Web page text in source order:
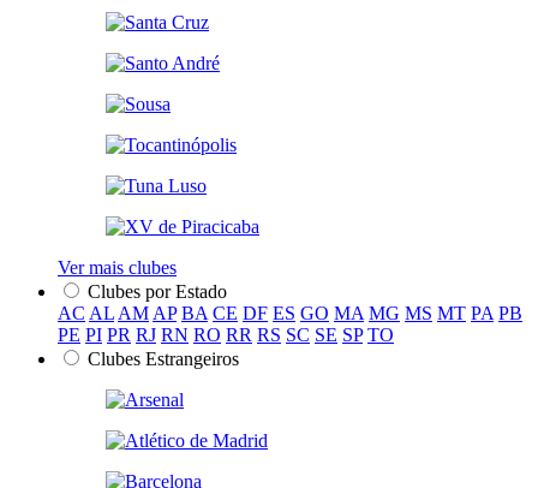
Ver mais clubes
Clubes por Estado
AC AL AM AP BA CE DF ES GO MA MG MS MT PA PB
PE PI PR RJ RN RO RR RS SC SE SP TO
Clubes Estrangeiros